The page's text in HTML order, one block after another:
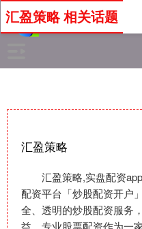
汇盈策略
汇盈策略,实盘配资
配资平台「炒股配资开户
全、透明的炒股配资服务
益。专业股票配资作为一
汇盈策略 相关话题